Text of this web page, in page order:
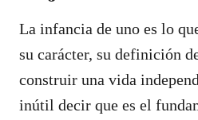
La infancia de uno es lo
su carácter, su definición
construir una vida
inútil decir que es el